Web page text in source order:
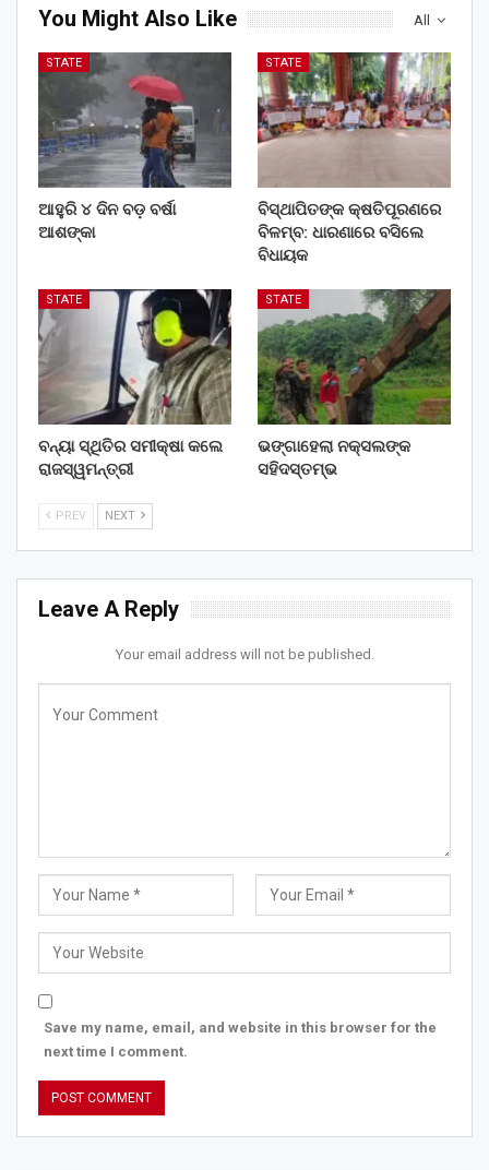
All
You Might Also Like
STATE
ଆହୁରି ୪ ଦିନ ବଡ଼ ବର୍ଷା
ଆଶଙ୍କା
STATE
ବିସ୍ଥାପିତଙ୍କ କ୍ଷତିପୂରଣରେ
ବିଳମ୍ବ: ଧାରଣାରେ ବସିଲେ
ବିଧାୟକ
STATE
ବନ୍ୟା ସ୍ଥିତିର ସମୀକ୍ଷା କଲେ
ରାଜସ୍ୱମନ୍ତ୍ରୀ
STATE
ଭଙ୍ଗାହେଲା ନକ୍ସଲଙ୍କ
ସହିଦସ୍ତମ୍ଭ
PREV NEXT
Leave A Reply
Your email address will not be published.
Save my name, email, and website in this browser for the
next time I comment.